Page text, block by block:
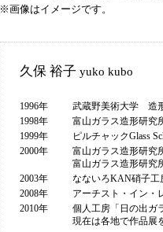
※画像はイメージです。
久保 裕子 yuko kubo
1996年
武蔵野美術大学 造
1998年
富山ガラス造形研
1999年
ピルチャックGlass
2000年
富山ガラス造形研
富山ガラス造形研
2003年
なないろKAN硝子
2008年
アーチスト・イン・
2010年
個人工房「日の出ガ
現在は各地で作品展